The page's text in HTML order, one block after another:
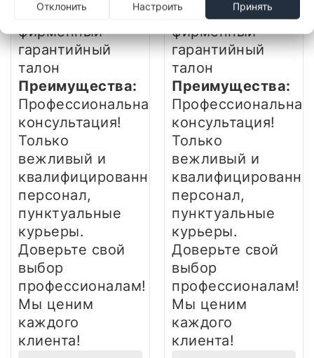
12 месяцев,
фирменный
гарантийный
талон
Преимущества:
Профессиональная
консультация!
Только
вежливый и
квалифицированный
персонал,
пунктуальные
курьеры.
Доверьте свой
выбор
профессионалам!
Мы ценим
каждого
клиента!
12 месяцев,
фирменный
гарантийный
талон
Преимущества:
Профессиональная
консультация!
Только
вежливый и
персонал,
пунктуальные
курьеры.
Доверьте свой
выбор
профессионалам!
Мы ценим
каждого
клиента!
Отклонить Настроить Принять